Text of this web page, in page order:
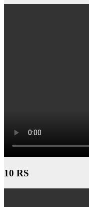
10 RS